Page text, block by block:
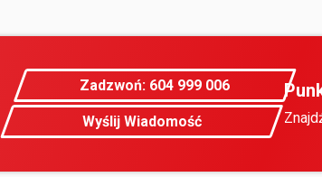
Zadzwoń: 604 999 006
Wyślij Wiadomość